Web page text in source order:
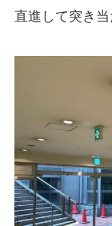
直進して突き